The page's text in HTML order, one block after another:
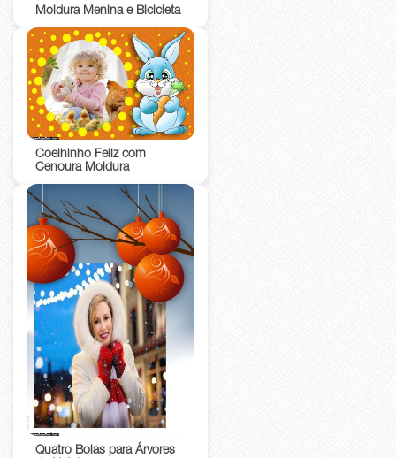
Moldura Menina e Bicicleta
Coelhinho Feliz com
Cenoura Moldura
Quatro Bolas para Árvores